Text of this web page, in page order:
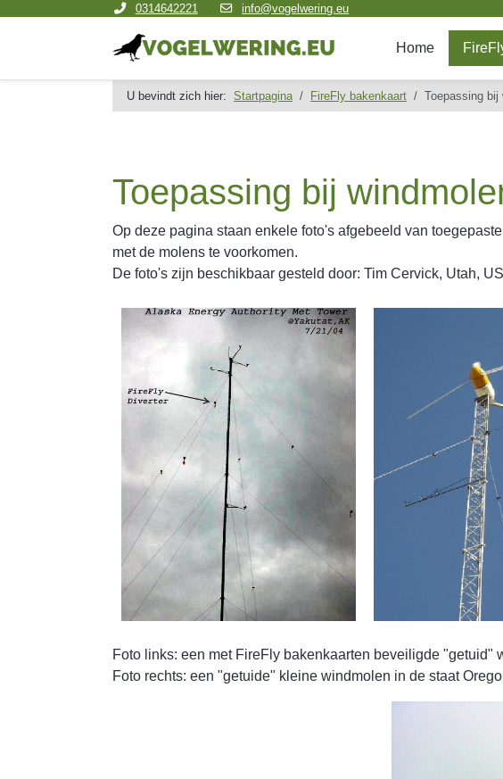
0314642221 info@vogelwering.eu
Home
U bevindt zich hier: Startpagina FireFly bakenkaart Toepassing bij
Toepassing bij
Op deze pagina staan enkele foto's afgebeeld van
met de molens te voorkomen.
De foto's zijn beschikbaar gesteld door: Tim Cervick, Utah,
Foto links: een met FireFly bakenkaarten beveiligde "getuid"
Foto rechts: een "getuide" kleine windmolen in de staat